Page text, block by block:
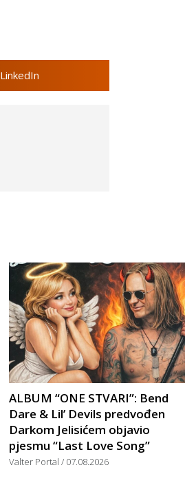
LinkedIn
ALBUM “ONE STVARI”: Bend
Dare & Lil’ Devils predvođen
Darkom Jelisićem objavio
pjesmu “Last Love Song”
Valter Portal 07.08.2026